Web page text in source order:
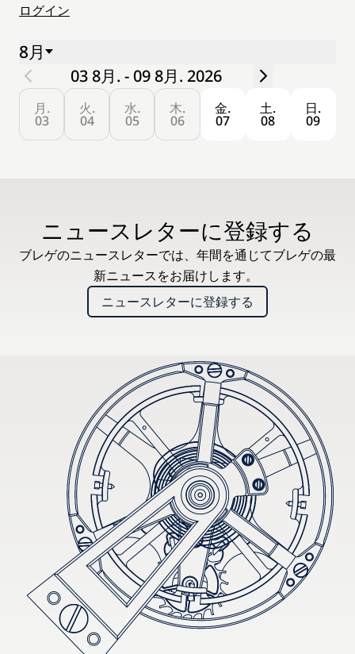
ログイン
8月
03 8月. - 09 8月. 2026
月.
03
火.
04
水.
05
木.
06
金.
07
土.
08
日.
09
ニュースレターに登録する
ブレゲのニュースレターでは、年間を通じてブレゲの最
新ニュースをお届けします。
ニュースレターに登録する